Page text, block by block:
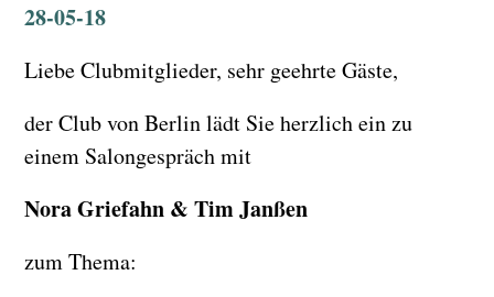
28-05-18
Liebe Clubmitglieder, sehr geehrte Gäste,
der Club von Berlin lädt Sie herzlich ein zu
einem Salongespräch mit
Nora Griefahn & Tim Janßen
zum Thema: